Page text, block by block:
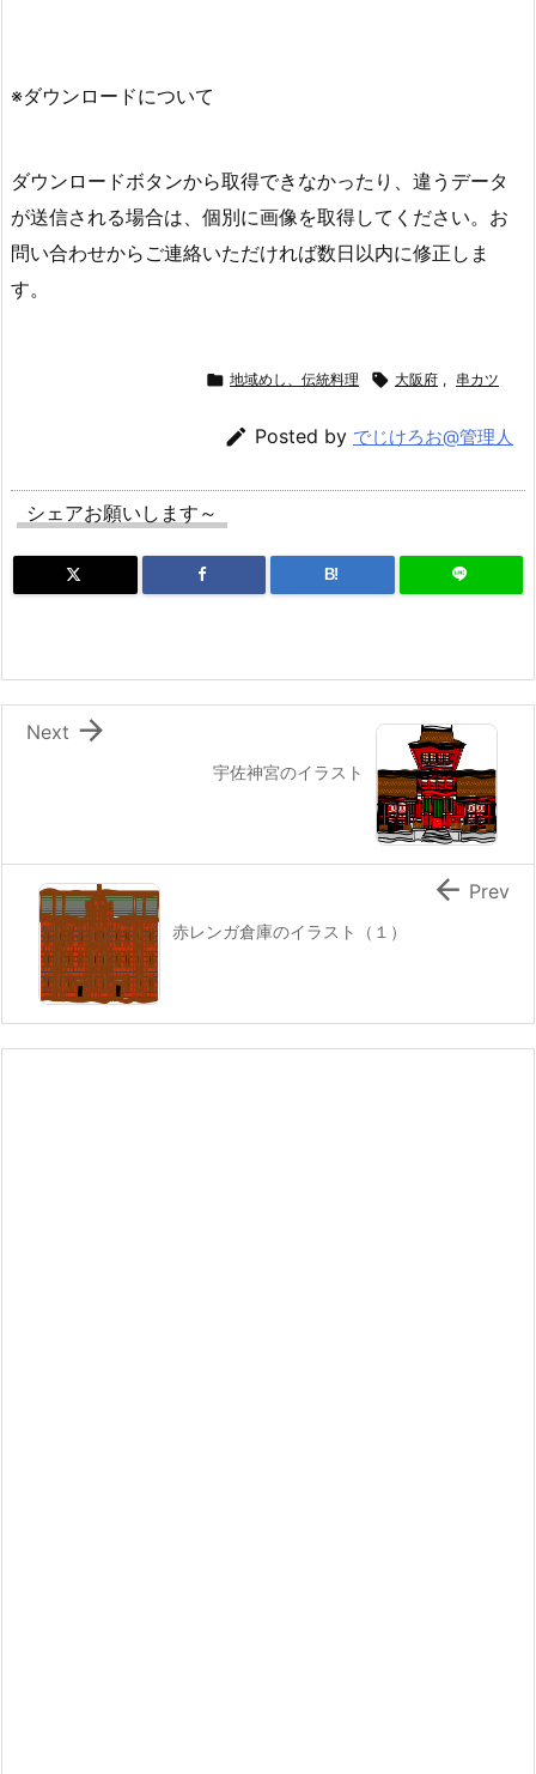
※ダウンロードについて
ダウンロードボタンから取得できなかったり、違うデータ
が送信される場合は、個別に画像を取得してください。お
問い合わせからご連絡いただければ数日以内に修正しま
す。
 地域めし、伝統料理  大阪府 , 串カツ
 Posted by でじけろお@管理人
シェアお願いします～
B!
宇佐神宮のイラスト

Next
赤レンガ倉庫のイラスト（１）
 Prev